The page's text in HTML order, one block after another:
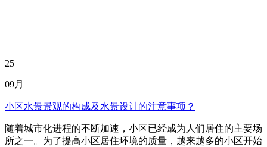
25
09月
小区水景景观的构成及水景设计的注意事项？
随着城市化进程的不断加速，小区已经成为人们居住的主要场
所之一。为了提高小区居住环境的质量，越来越多的小区开始